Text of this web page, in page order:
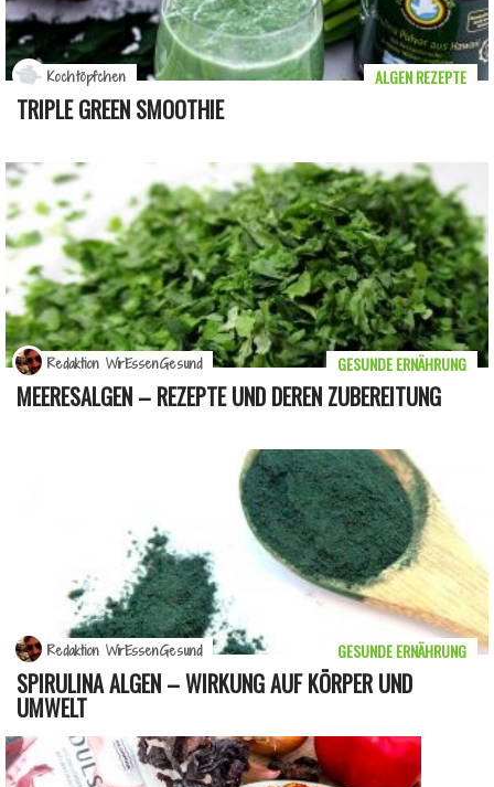
TRIPLE GREEN SMOOTHIE
ALGEN REZEPTE
Kochtöpfchen
MEERESALGEN – REZEPTE UND DEREN ZUBEREITUNG
GESUNDE ERNÄHRUNG
Redaktion WirEssenGesund
SPIRULINA ALGEN – WIRKUNG AUF KÖRPER UND
UMWELT
GESUNDE ERNÄHRUNG
Redaktion WirEssenGesund